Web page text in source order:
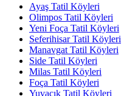
Ayaş Tatil Köyleri
Olimpos Tatil Köyleri
Yeni Foça Tatil Köyleri
Seferihisar Tatil Köyleri
Manavgat Tatil Köyleri
Side Tatil Köyleri
Milas Tatil Köyleri
Foça Tatil Köyleri
Yuvacık Tatil Köyleri